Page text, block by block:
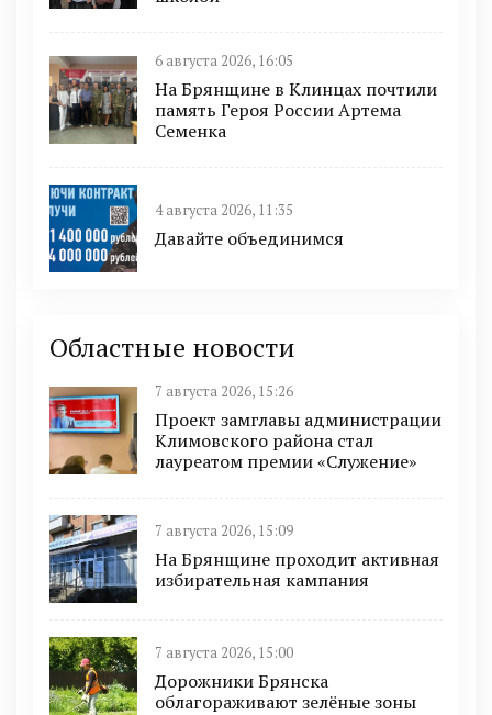
6 августа 2026, 16:05
На Брянщине в Клинцах почтили
память Героя России Артема
Семенка
4 августа 2026, 11:35
Давайте объединимся
Областные новости
7 августа 2026, 15:26
Проект замглавы администрации
Климовского района стал
лауреатом премии «Служение»
7 августа 2026, 15:09
На Брянщине проходит активная
избирательная кампания
7 августа 2026, 15:00
Дорожники Брянска
облагораживают зелёные зоны